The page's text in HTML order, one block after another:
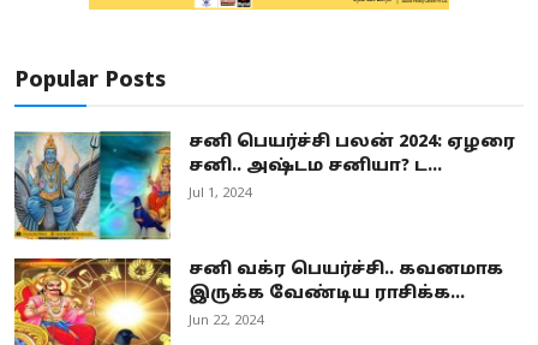
Popular Posts
சனி பெயர்ச்சி பலன் 2024: ஏழரை
சனி.. அஷ்டம சனியா? ட...
Jul 1, 2024
சனி வக்ர பெயர்ச்சி.. கவனமாக
இருக்க வேண்டிய ராசிக்க...
Jun 22, 2024